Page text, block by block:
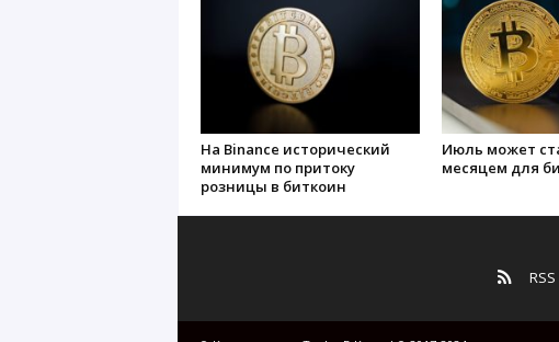
На Binance исторический
минимум по притоку
розницы в биткоин
Июль может
месяцем для
RSS